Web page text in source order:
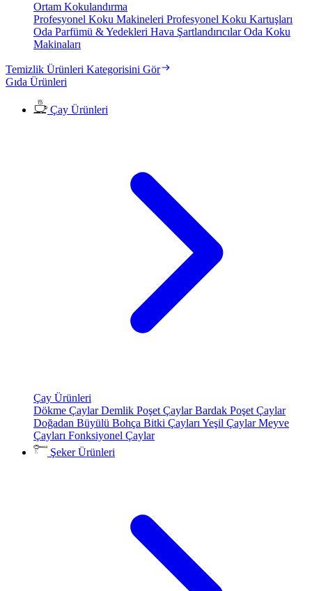
Ortam Kokulandırma
Profesyonel Koku Makineleri Profesyonel Koku Kartuşları
Oda Parfümü & Yedekleri Hava ŞartlandırıcılarOda Koku
Makinaları
Temizlik Ürünleri Kategorisini Gör
Gıda Ürünleri
Çay Ürünleri
Çay Ürünleri
Dökme ÇaylarDemlik Poşet ÇaylarBardak Poşet Çaylar
Doğadan Büyülü Bohça Bitki Çayları Yeşil ÇaylarMeyve
Çayları Fonksiyonel Çaylar
Şeker Ürünleri